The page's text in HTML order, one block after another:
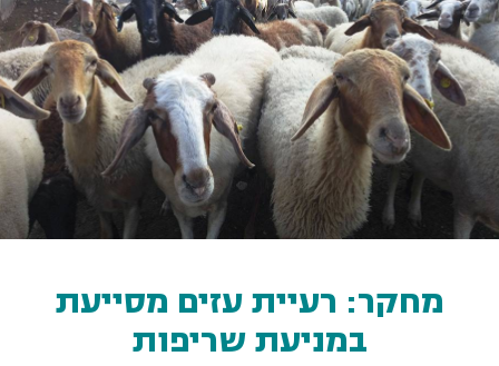
מחקר: רעיית עזים מסייעת
במניעת שריפות